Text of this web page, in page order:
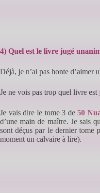
4) Quel est le livre jugé
Déjà, je n’ai pas honte d’aimer
Je ne vois pas trop quel livre
Je vais dire le tome 3 de50
d’une main de maître. Je sais
sont déçus par le dernier tome
moment un calvaire à lire).